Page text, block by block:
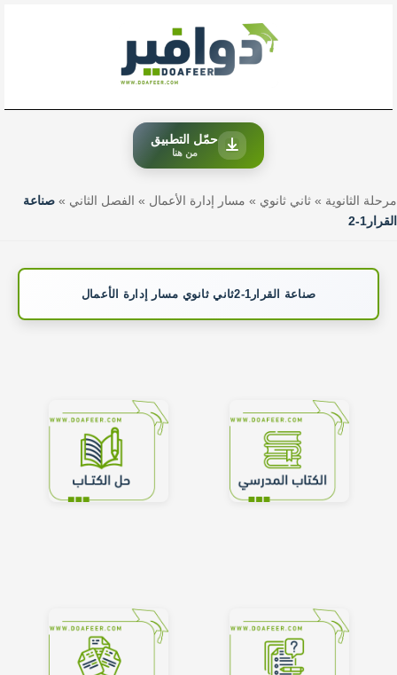
حمّل التطبيق
من هنا
مرحلة الثانوية » ثاني ثانوي » مسار إدارة الأعمال » الفصل الثاني » صناعة
القرار1-2
صناعة القرار1-2ثاني ثانوي مسار إدارة الأعمال